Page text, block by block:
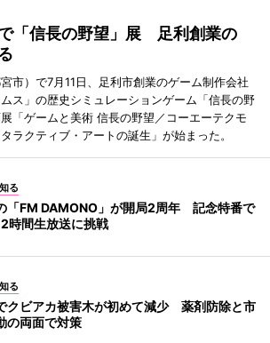
「信長の野望」展 足利創業の
市）で7月11日、足利市創業のゲーム制作会社
ムス」の歴史シミュレーションゲーム「信長の野
「ゲームと美術 信長の野望／コーエーテクモ
ラクティブ・アートの誕生」が始まった。
る
「FM DAMONO」が開局2周年 記念特番で
時間生放送に挑戦
る
クビアカ被害木が初めて減少 薬剤防除と市
の両面で対策